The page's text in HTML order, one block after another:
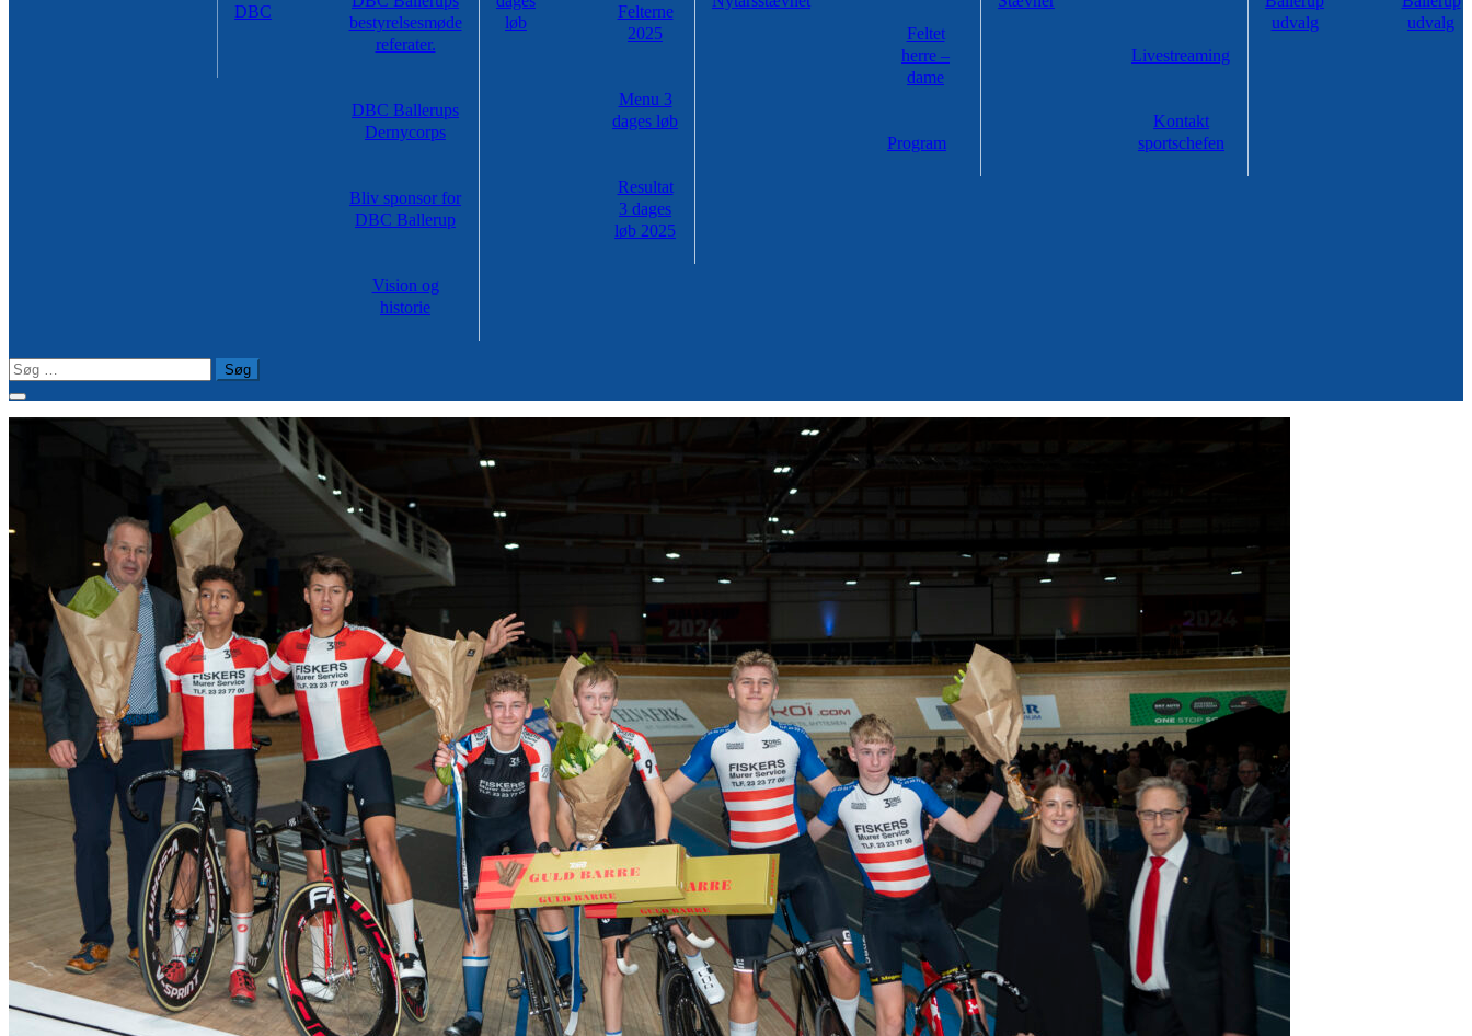
DBC
bestyrelsesmøde
referater.
DBC Ballerups
Dernycorps
Bliv sponsor for
DBC Ballerup
Vision og
historie
løb
Felterne
2025
Menu 3
dages løb
Resultat
3 dages
løb 2025
Feltet
herre –
dame
Program
Livestreaming
Kontakt
sportschefen
udvalg
udvalg
Søg
efter: